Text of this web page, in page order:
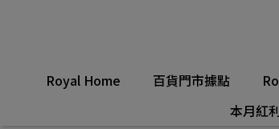
Royal Home 百貨門市據點
本月紅